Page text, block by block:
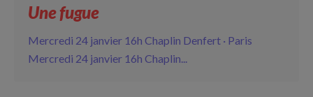
Une fugue
Mercredi 24 janvier 16h Chaplin Denfert · Paris
Mercredi 24 janvier 16h Chaplin...